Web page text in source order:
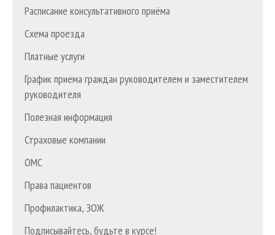
Расписание консультативного приёма
Схема проезда
Платные услуги
График приема граждан руководителем и заместителем
руководителя
Полезная информация
Страховые компании
ОМС
Права пациентов
Профилактика, ЗОЖ
Подписывайтесь, будьте в курсе!